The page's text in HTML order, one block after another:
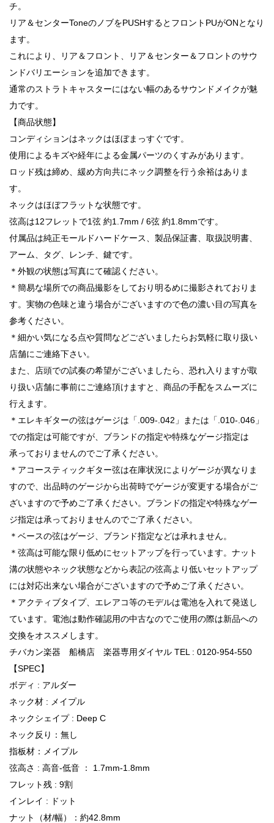
チ。
リア＆センターToneのノブをPUSHするとフロントPUがONとなり
ます。
これにより、リア＆フロント、リア＆センター＆フロントのサウ
ンドバリエーションを追加できます。
通常のストラトキャスターにはない幅のあるサウンドメイクが魅
力です。
【商品状態】
コンディションはネックはほぼまっすぐです。
使用によるキズや経年による金属パーツのくすみがあります。
ロッド残は締め、緩め方向共にネック調整を行う余裕はありま
す。
ネックはほぼフラットな状態です。
弦高は12フレットで1弦 約1.7mm / 6弦 約1.8mmです。
付属品は純正モールドハードケース、製品保証書、取扱説明書、
アーム、タグ、レンチ、鍵です。
＊外観の状態は写真にて確認ください。
＊簡易な場所での商品撮影をしており明るめに撮影されておりま
す。実物の色味と違う場合がございますので色の濃い目の写真を
参考ください。
＊細かい気になる点や質問などございましたらお気軽に取り扱い
店舗にご連絡下さい。
また、店頭での試奏の希望がございましたら、恐れ入りますが取
り扱い店舗に事前にご連絡頂けますと、商品の手配をスムーズに
行えます。
＊エレキギターの弦はゲージは「.009-.042」または「.010-.046」
での指定は可能ですが、ブランドの指定や特殊なゲージ指定は
承っておりませんのでご了承ください。
＊アコースティックギター弦は在庫状況によりゲージが異なりま
すので、出品時のゲージから出荷時でゲージが変更する場合がご
ざいますので予めご了承ください。ブランドの指定や特殊なゲー
ジ指定は承っておりませんのでご了承ください。
＊ベースの弦はゲージ、ブランド指定などは承れません。
＊弦高は可能な限り低めにセットアップを行っています。ナット
溝の状態やネック状態などから表記の弦高より低いセットアップ
には対応出来ない場合がございますので予めご了承ください。
＊アクティブタイプ、エレアコ等のモデルは電池を入れて発送し
ています。電池は動作確認用の中古なのでご使用の際は新品への
交換をオススメします。
チバカン楽器 船橋店 楽器専用ダイヤル TEL : 0120-954-550
【SPEC】
ボディ : アルダー
ネック材 : メイプル
ネックシェイプ : Deep C
ネック反り：無し
指板材：メイプル
弦高さ : 高音-低音 ： 1.7mm-1.8mm
フレット残 : 9割
インレイ : ドット
ナット（材/幅）：約42.8mm